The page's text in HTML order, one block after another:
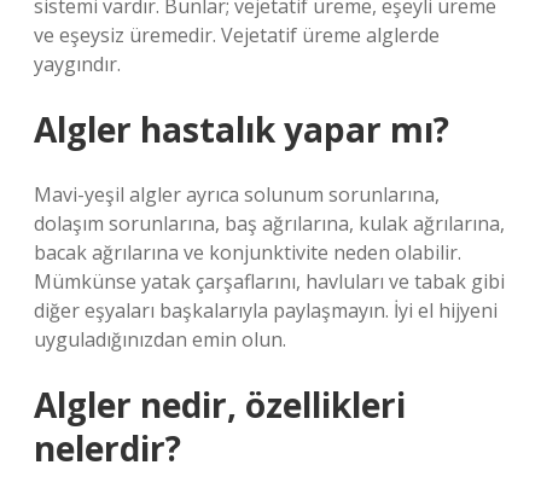
sistemi vardır. Bunlar; vejetatif üreme, eşeyli üreme
ve eşeysiz üremedir. Vejetatif üreme alglerde
yaygındır.
Algler hastalık yapar mı?
Mavi-yeşil algler ayrıca solunum sorunlarına,
dolaşım sorunlarına, baş ağrılarına, kulak ağrılarına,
bacak ağrılarına ve konjunktivite neden olabilir.
Mümkünse yatak çarşaflarını, havluları ve tabak gibi
diğer eşyaları başkalarıyla paylaşmayın. İyi el hijyeni
uyguladığınızdan emin olun.
Algler nedir, özellikleri
nelerdir?